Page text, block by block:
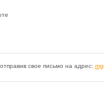
свое письмо на адрес: